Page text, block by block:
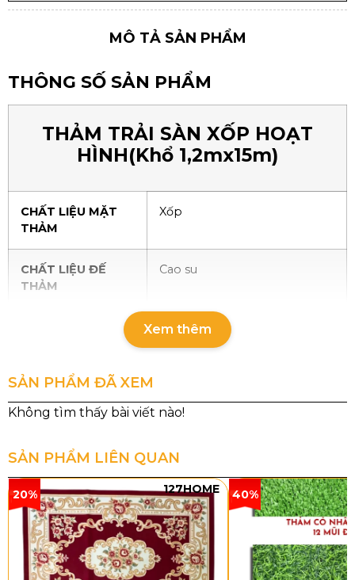
MÔ TẢ SẢN PHẨM
THÔNG SỐ SẢN PHẨM
THẢM TRẢI SÀN XỐP HOẠT
HÌNH(Khổ 1,2mx15m)
CHẤT LIỆU MẶT
THẢM
Xốp
CHẤT LIỆU ĐẾ
THẢM
Cao su
Hình tròn, hình chữ nhật
ĐỘ DÀY THẢM ~5mm
KÍCH THƯỚC
1,2m x 1,2m( hình tròn) 1,2m
x1,6m (hình chữ nhật)
HẠN SỬ DỤNG 1 – 2 năm
XUẤT XỨ China
Xem thêm
SẢN PHẨM ĐÃ XEM
SẢN PHẨM LIÊN QUAN
20% 127HOME 40%